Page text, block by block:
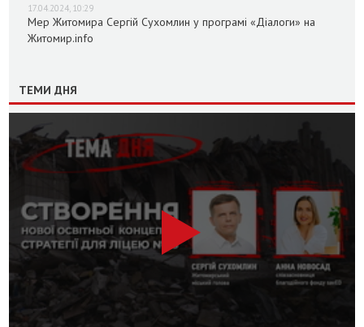
17.04.2024, 10:29
Мер Житомира Сергій Сухомлин у програмі «Діалоги» на
Житомир.info
ТЕМИ ДНЯ